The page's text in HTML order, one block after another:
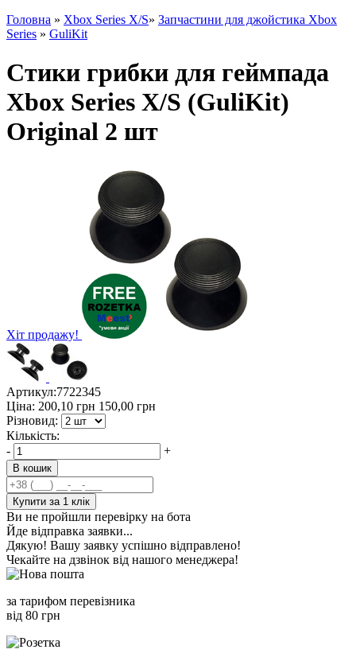
Головна » Xbox Series X/S» Запчастини для джойстика Xbox
Series » GuliKit
Стики грибки для геймпада
Xbox Series X/S (GuliKit)
Original 2 шт
Хіт продажу!
Артикул:7722345
Ціна: 200,10 грн 150,00 грн
Різновид:
Кількість:
-
+
В кошик
Купити за 1 клiк
Ви не пройшли перевірку на бота
Йде відправка заявки...
Дякую! Вашу заявку успішно відправлено!
Чекайте на дзвінок від нашого менеджера!
за тарифом перевізника
від 80 грн